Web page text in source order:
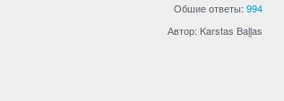
Обшие ответы: 994
Автор: Karstas Baļļas